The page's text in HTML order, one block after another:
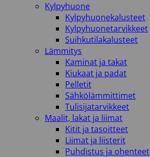
Kylpyhuone
Kylpyhuonekalusteet
Kylpyhuonetarvikkeet
Suihkutilakalusteet
Lämmitys
Kaminat ja takat
Kiukaat ja padat
Pelletit
Sähkölämmittimet
Tulisijatarvikkeet
Maalit, lakat ja liimat
Kitit ja tasoitteet
Liimat ja liisterit
Puhdistus ja ohenteet